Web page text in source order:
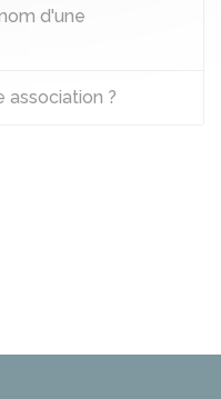
d'une
association ?